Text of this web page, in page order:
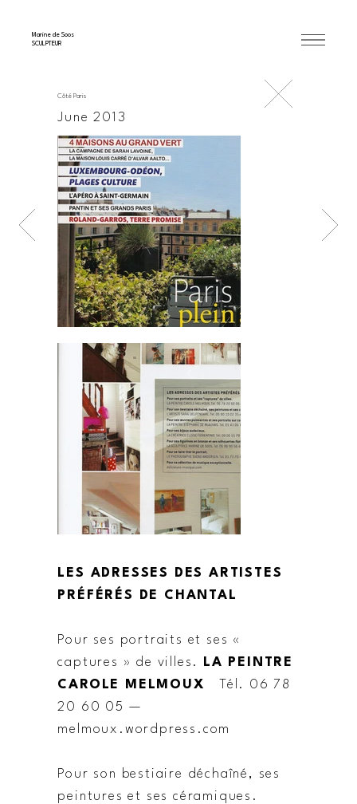
Marine de Soos
SCULPTEUR
Côté Paris
June 2013
LES ADRESSES DES ARTISTES
PRÉFÉRÉS DE CHANTAL
Pour ses portraits et ses «
captures » de villes.
LA PEINTRE
CAROLE MELMOUX
Tél. 06 78
20 60 05 —
melmoux.wordpress.com
Pour son bestiaire déchaîné, ses
peintures et ses céramiques.